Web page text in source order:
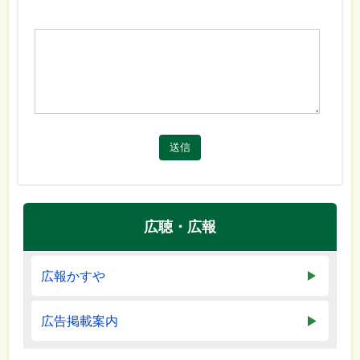
送信
広聴・広報
広報かすや
広告掲載案内